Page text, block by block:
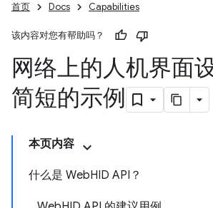
首页 Docs Capabilities
该内容对您有帮助吗？
网络上的人机界面
简短的示例
本页内容
什么是 WebHID API？